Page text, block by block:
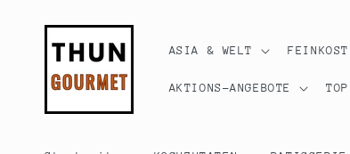
ASIA & WELT FEINKOST
AKTIONS-ANGEBOTE